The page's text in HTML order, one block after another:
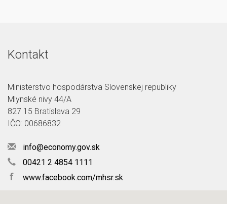
Kontakt
Ministerstvo hospodárstva Slovenskej republiky
Mlynské nivy 44/A
827 15 Bratislava 29
IČO: 00686832
info@economy.gov.sk
00421 2 4854 1111
f www.facebook.com/mhsr.sk